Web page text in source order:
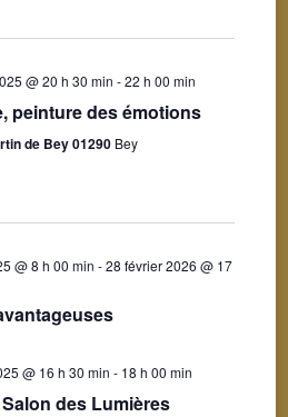
@ 20 h 30 min -22 h 00 min
peinture des émotions
de Bey 01290 Bey
@ 8 h 00 min -28 février 2026 @ 17
@ 16 h 30 min - 18 h 00 min
des Lumières